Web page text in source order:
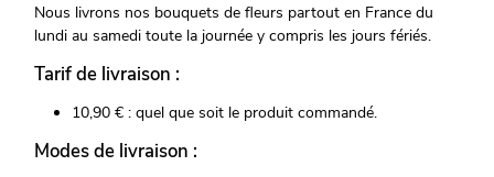
Nous livrons nos bouquets de fleurs partout en France du
lundi au samedi toute la journée y compris les jours fériés.
Tarif de livraison :
10,90 € : quel que soit le produit commandé.
Modes de livraison :